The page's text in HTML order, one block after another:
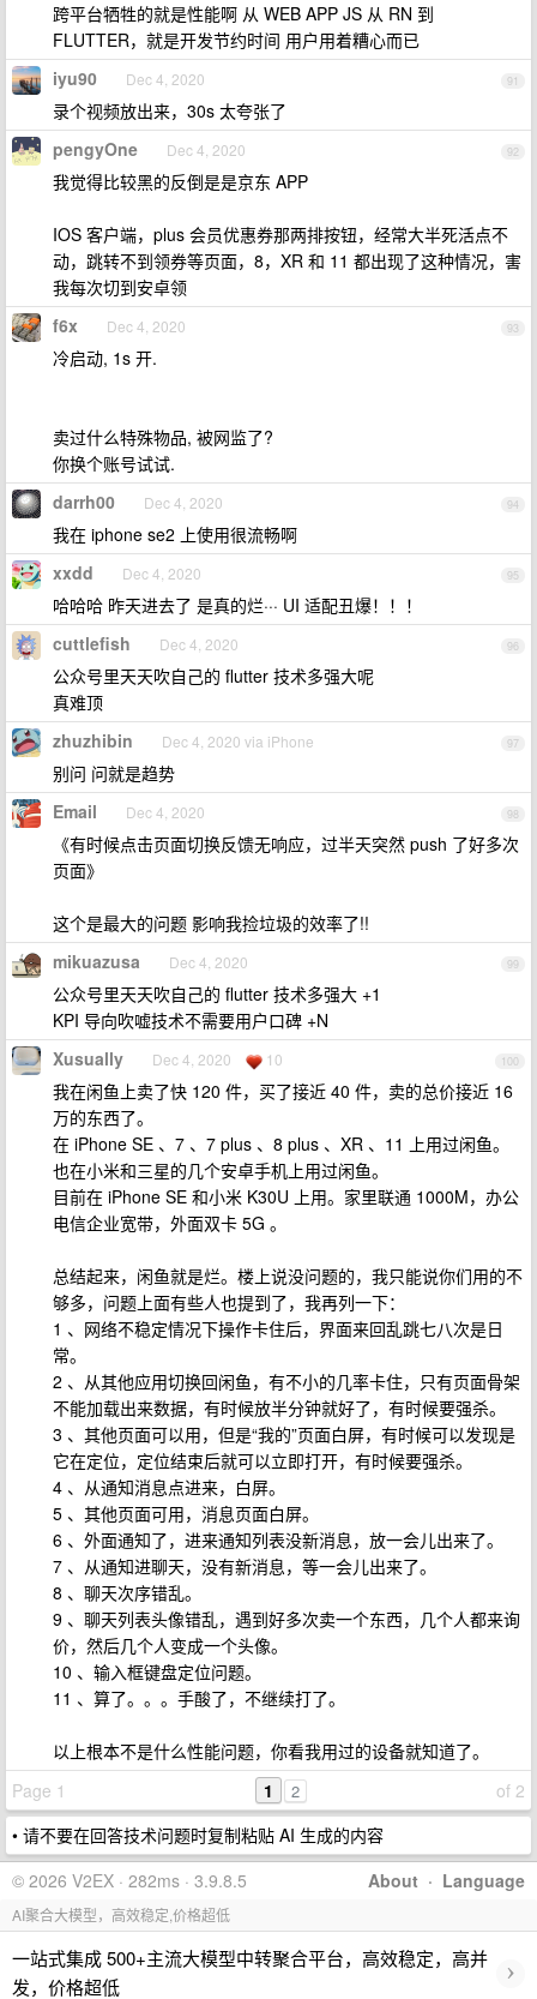
跨平台牺牲的就是性能啊 从 WEB APP JS 从 RN 到
FLUTTER，就是开发节约时间 用户用着糟心而已
91
iyu90 Dec 4, 2020
录个视频放出来，30s 太夸张了
92
pengyOne Dec 4, 2020
我觉得比较黑的反倒是是京东 APP
IOS 客户端，plus 会员优惠券那两排按钮，经常大半死活点不
动，跳转不到领券等页面，8，XR 和 11 都出现了这种情况，害
我每次切到安卓领
93
f6x Dec 4, 2020
冷启动, 1s 开.
卖过什么特殊物品, 被网监了?
你换个账号试试.
94
darrh00 Dec 4, 2020
我在 iphone se2 上使用很流畅啊
95
xxdd Dec 4, 2020
哈哈哈 昨天进去了 是真的烂··· UI 适配丑爆！！！
96
cuttlefish Dec 4, 2020
公众号里天天吹自己的 flutter 技术多强大呢
真难顶
97
zhuzhibin Dec 4, 2020 via iPhone
别问 问就是趋势
98
Email Dec 4, 2020
《有时候点击页面切换反馈无响应，过半天突然 push 了好多次
页面》
这个是最大的问题 影响我捡垃圾的效率了!!
99
mikuazusa Dec 4, 2020
公众号里天天吹自己的 flutter 技术多强大 +1
KPI 导向吹嘘技术不需要用户口碑 +N
100
Xusually Dec 4, 2020 10
我在闲鱼上卖了快 120 件，买了接近 40 件，卖的总价接近 16
万的东西了。
在 iPhone SE 、7 、7 plus 、8 plus 、XR 、11 上用过闲鱼。
也在小米和三星的几个安卓手机上用过闲鱼。
目前在 iPhone SE 和小米 K30U 上用。家里联通 1000M，办公
电信企业宽带，外面双卡 5G 。
总结起来，闲鱼就是烂。楼上说没问题的，我只能说你们用的不
够多，问题上面有些人也提到了，我再列一下：
1 、网络不稳定情况下操作卡住后，界面来回乱跳七八次是日
常。
2 、从其他应用切换回闲鱼，有不小的几率卡住，只有页面骨架
不能加载出来数据，有时候放半分钟就好了，有时候要强杀。
3 、其他页面可以用，但是“我的”页面白屏，有时候可以发现是
它在定位，定位结束后就可以立即打开，有时候要强杀。
4 、从通知消息点进来，白屏。
5 、其他页面可用，消息页面白屏。
6 、外面通知了，进来通知列表没新消息，放一会儿出来了。
7 、从通知进聊天，没有新消息，等一会儿出来了。
8 、聊天次序错乱。
9 、聊天列表头像错乱，遇到好多次卖一个东西，几个人都来询
价，然后几个人变成一个头像。
10 、输入框键盘定位问题。
11 、算了。。。手酸了，不继续打了。
以上根本不是什么性能问题，你看我用过的设备就知道了。
Page 1
of 2
1 2
• 请不要在回答技术问题时复制粘贴 AI 生成的内容
About · Language
© 2026 V2EX · 282ms · 3.9.8.5
AI聚合大模型，高效稳定,价格超低
一站式集成 500+主流大模型中转聚合平台，高效稳定，高并
发，价格超低
›